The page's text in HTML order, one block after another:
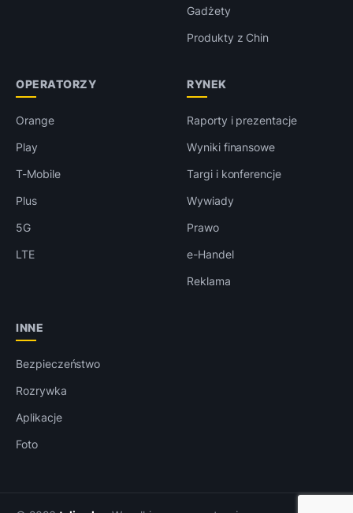
Gadżety
Produkty z Chin
OPERATORZY
Orange
Play
T-Mobile
Plus
5G
LTE
RYNEK
Raporty i prezentacje
Wyniki finansowe
Targi i konferencje
Wywiady
Prawo
e-Handel
Reklama
INNE
Bezpieczeństwo
Rozrywka
Aplikacje
Foto